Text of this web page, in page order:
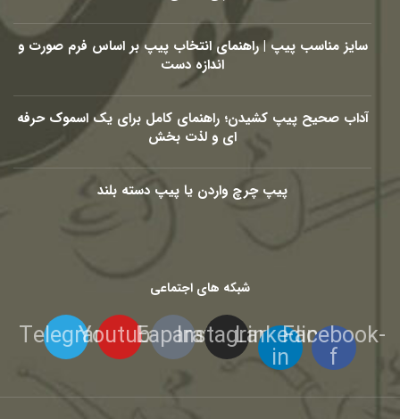
سایز مناسب پیپ | راهنمای انتخاب پیپ بر اساس فرم صورت و
اندازه دست
آداب صحیح پیپ کشیدن؛ راهنمای کامل برای یک اسموک حرفه
ای و لذت بخش
پیپ چرچ واردن یا پیپ دسته بلند
شبکه های اجتماعی
Facebook-
f
Linkedin-
in
Instagram
Eaparat
Youtube
Telegram